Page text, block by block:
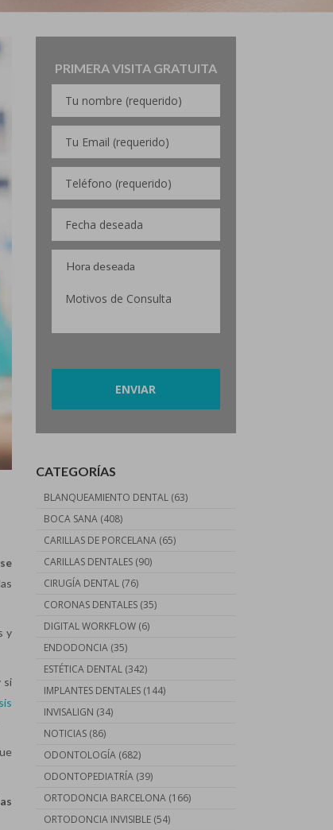
y
si
PRIMERA VISITA GRATUITA
CATEGORÍAS
BLANQUEAMIENTO DENTAL(63)
BOCA SANA(408)
CARILLAS DE PORCELANA(65)
CARILLAS DENTALES(90)
CIRUGÍA DENTAL(76)
CORONAS DENTALES(35)
DIGITAL WORKFLOW(6)
ENDODONCIA(35)
ESTÉTICA DENTAL(342)
IMPLANTES DENTALES(144)
INVISALIGN (34)
NOTICIAS(86)
ODONTOLOGÍA(682)
ODONTOPEDIATRÍA(39)
ORTODONCIA BARCELONA(166)
ORTODONCIA INVISIBLE(54)